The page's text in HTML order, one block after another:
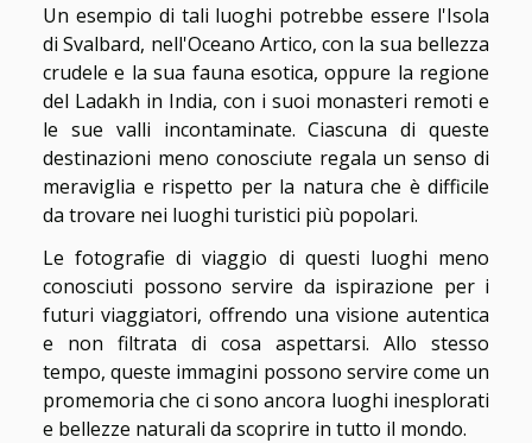
Un esempio di tali luoghi potrebbe essere l'Isola
di Svalbard, nell'Oceano Artico, con la sua bellezza
crudele e la sua fauna esotica, oppure la regione
del Ladakh in India, con i suoi monasteri remoti e
le sue valli incontaminate. Ciascuna di queste
destinazioni meno conosciute regala un senso di
meraviglia e rispetto per la natura che è difficile
da trovare nei luoghi turistici più popolari.
Le fotografie di viaggio di questi luoghi meno
conosciuti possono servire da ispirazione per i
futuri viaggiatori, offrendo una visione autentica
e non filtrata di cosa aspettarsi. Allo stesso
tempo, queste immagini possono servire come un
promemoria che ci sono ancora luoghi inesplorati
e bellezze naturali da scoprire in tutto il mondo.